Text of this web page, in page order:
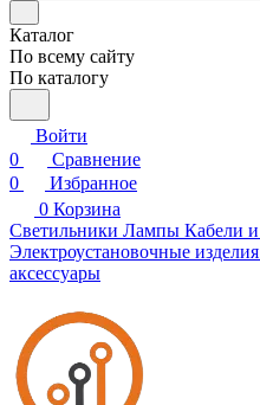
Каталог
По всему сайту
По каталогу
Войти
0
Сравнение
0
Избранное
0 Корзина
Светильники Лампы Кабели
Электроустановочные изделия
аксессуары